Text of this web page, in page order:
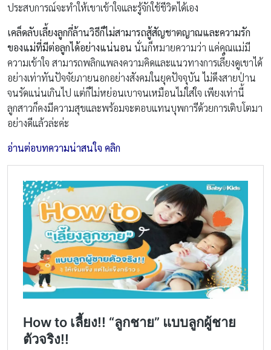
ประสบการณ์จะทำให้เขาเข้าใจและรู้จักใช้ชีวิตได้เอง
เคล็ดลับเลี้ยงลูกกี่ล้านวิธีก็ไม่สามารถสู้สัญชาตญาณและความรัก
ของแม่ที่มีต่อลูกได้อย่างแน่นอน นั่นก็หมายความว่า แค่คุณแม่มี
ความเข้าใจ สามารถพลิกแพลงความคิดและแนวทางการเลี้ยงดูเขาได้
อย่างเท่าทันปัจจัยภายนอกอย่างสังคมในยุคปัจจุบัน ไม่ดึงสายป่าน
จนรัดแน่นเกินไป แต่ก็ไม่หย่อนเบาจนเหมือนไม่ใส่ใจ เพียงเท่านี้
ลูกสาวก็คงมีความสุขและพร้อมจะตอบแทนบุพการีด้วยการเติบโตมา
อย่างดีแล้วล่ะค่ะ
อ่านต่อบทความน่าสนใจ คลิก